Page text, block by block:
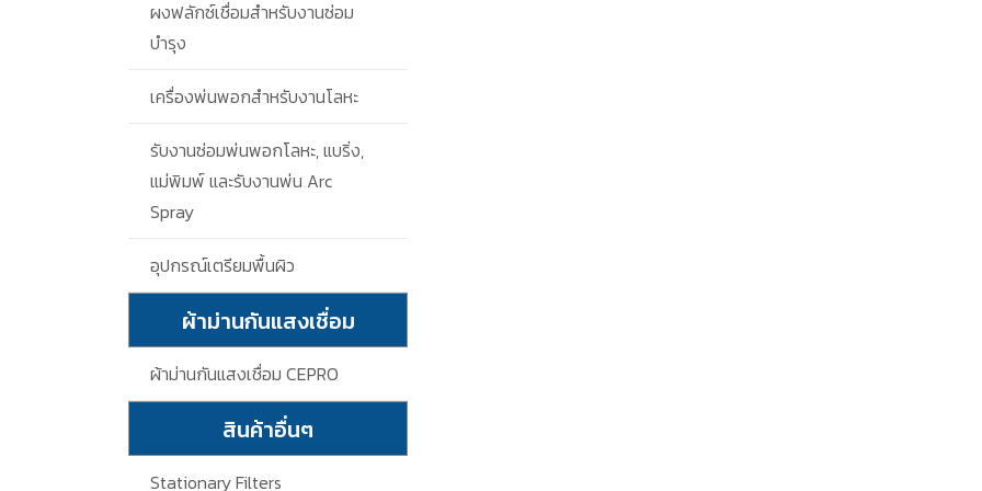
ผงฟลักซ์เชื่อมสำหรับงานซ่อม
บำรุง
เครื่องพ่นพอกสำหรับงานโลหะ
รับงานซ่อมพ่นพอกโลหะ, แบริ่ง,
แม่พิมพ์ และรับงานพ่น Arc
Spray
อุปกรณ์เตรียมพื้นผิว
ผ้าม่านกันแสงเชื่อม
CEPRO
ผ้าม่านกันแสงเชื่อม CEPRO
สินค้าอื่นๆ
Stationary Filters